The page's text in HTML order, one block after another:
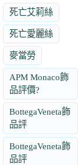
死亡艾莉絲
死亡愛麗絲
麥當勞
APM Monaco飾
品評價?
BottegaVeneta飾
品評
BottegaVeneta飾
品評